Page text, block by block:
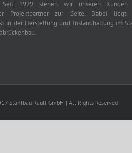
Seit 1929 stehen wir unseren Kunden
Projektpartner zur Seite. Dabei liegt
in der Herstellung und Instandhaltung im
Stahlbau Raulf GmbH | All Rights Reserved